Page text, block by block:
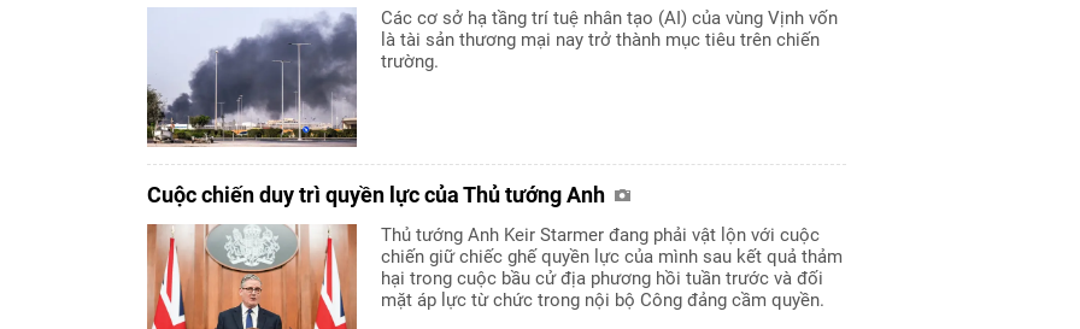
Các cơ sở hạ tầng trí tuệ nhân tạo (AI) của vùng Vịnh vốn
là tài sản thương mại nay trở thành mục tiêu trên chiến
trường.
Cuộc chiến duy trì quyền lực của Thủ tướng Anh
Thủ tướng Anh Keir Starmer đang phải vật lộn với cuộc
chiến giữ chiếc ghế quyền lực của mình sau kết quả thảm
hại trong cuộc bầu cử địa phương hồi tuần trước và đối
mặt áp lực từ chức trong nội bộ Công đảng cầm quyền.